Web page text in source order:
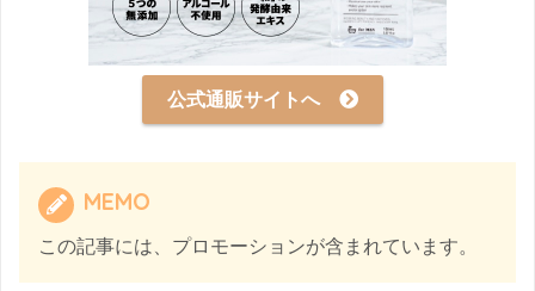
公式通販サイトへ
MEMO
この記事には、プロモーションが含まれています。